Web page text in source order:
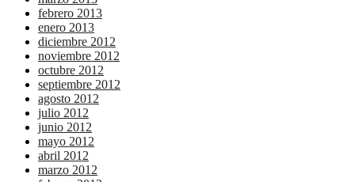
febrero 2013
enero 2013
diciembre 2012
noviembre 2012
octubre 2012
septiembre 2012
agosto 2012
julio 2012
junio 2012
mayo 2012
abril 2012
marzo 2012